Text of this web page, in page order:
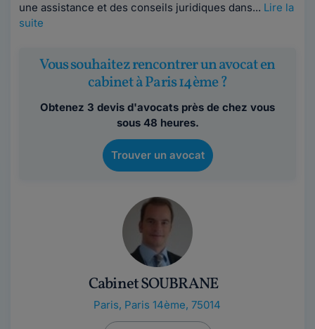
une assistance et des conseils juridiques dans... Lire la
suite
Vous souhaitez rencontrer un avocat en
cabinet à Paris 14ème ?
Obtenez 3 devis d'avocats près de chez vous
sous 48 heures.
Trouver un avocat
Cabinet SOUBRANE
Paris, Paris 14ème, 75014